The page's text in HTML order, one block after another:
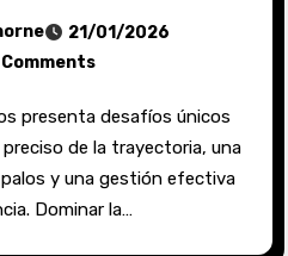
21/01/2026
Comments
de la trayectoria, una
y una gestión efectiva
Dominar la…